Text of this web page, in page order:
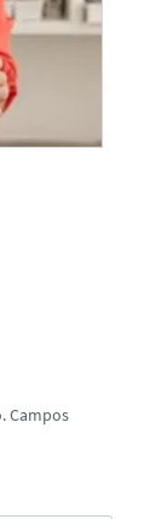
Campos